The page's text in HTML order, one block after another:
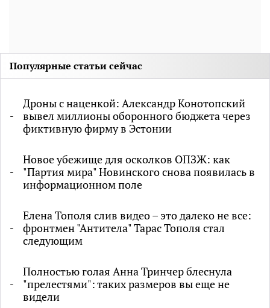
Популярные статьи сейчас
Дроны с наценкой: Александр Конотопский
вывел миллионы оборонного бюджета через
фиктивную фирму в Эстонии
Новое убежище для осколков ОПЗЖ: как
"Партия мира" Новинского снова появилась в
информационном поле
Елена Тополя слив видео – это далеко не все:
фронтмен "Антитела" Тарас Тополя стал
следующим
Полностью голая Анна Тринчер блеснула
"прелестями": таких размеров вы еще не
видели